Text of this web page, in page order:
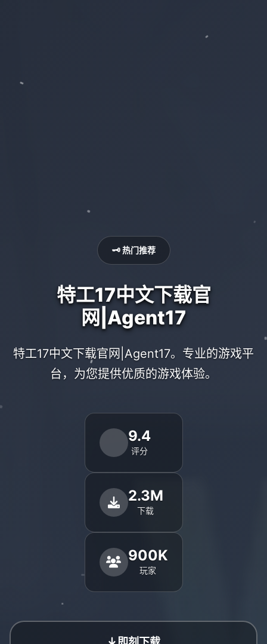
🗝️ 热门推荐
特工17中文下载官
网|Agent17
特工17中文下载官网|Agent17。专业的游戏平
台，为您提供优质的游戏体验。
9.4
评分
2.3M
下载
900K
玩家